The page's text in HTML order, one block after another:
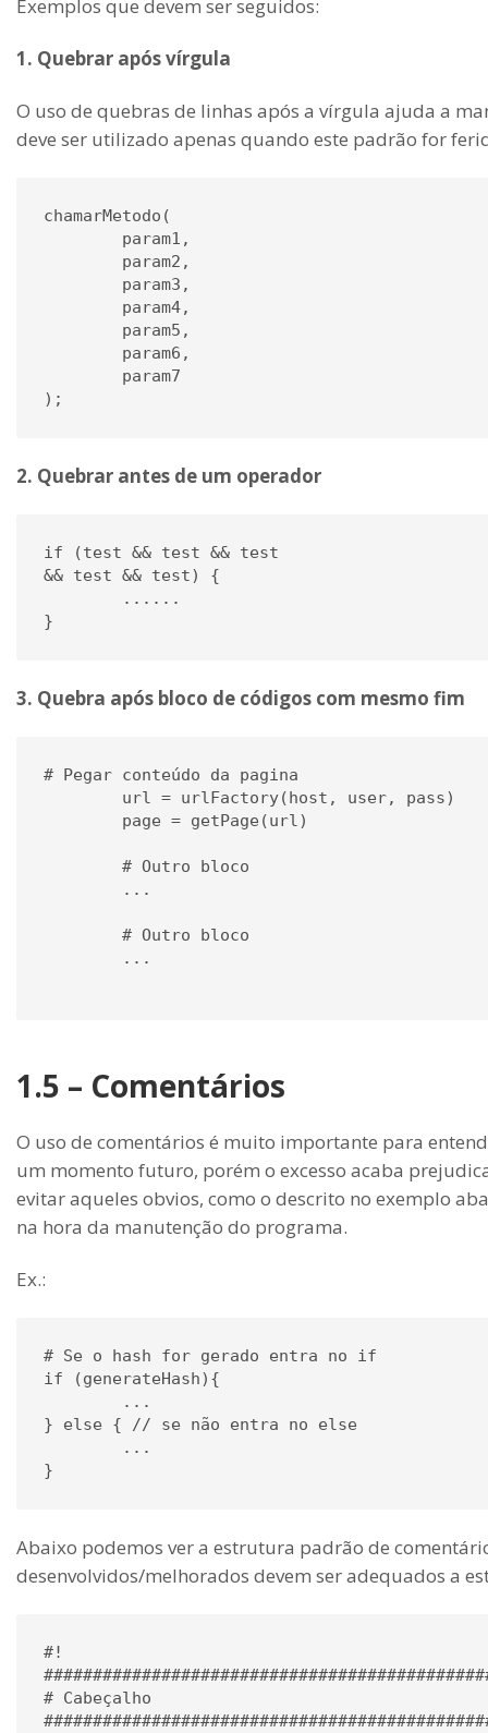
Exemplos que devem ser seguidos:
1. Quebrar após vírgula
O uso de quebras de linhas após a vírgula ajuda a
deve ser utilizado apenas quando este padrão for
chamarMetodo(
2. Quebrar antes de um operador
if (test && test && test
&& test && test) {
3. Quebra após bloco de códigos com mesmo fim
# Pegar conteúdo da pagina
1.5 – Comentários
O uso de comentários é muito importante para
um momento futuro, porém o excesso acaba
evitar aqueles obvios, como o descrito no exemplo
na hora da manutenção do programa.
Ex.:
# Se o hash for gerado entra no if
if (generateHash){
} else { // se não entra no else
Abaixo podemos ver a estrutura padrão de
desenvolvidos/melhorados devem ser adequados a
#!
# Cabeçalho